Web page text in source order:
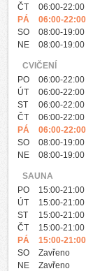
ČT
06:00-22:00
PÁ
06:00-22:00
SO
08:00-19:00
NE
08:00-19:00
CVIČENÍ
PO
06:00-22:00
ÚT
06:00-22:00
ST
06:00-22:00
ČT
06:00-22:00
PÁ
06:00-22:00
SO
08:00-19:00
NE
08:00-19:00
SAUNA
PO
15:00-21:00
ÚT
15:00-21:00
ST
15:00-21:00
ČT
15:00-21:00
PÁ
15:00-21:00
SO
Zavřeno
NE
Zavřeno